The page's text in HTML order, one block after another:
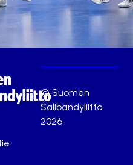
© Suomen
Salibandyliitto
2026